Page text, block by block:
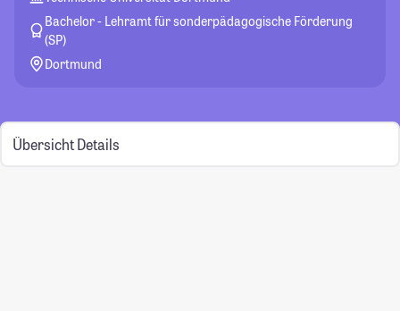
Bachelor - Lehramt für sonderpädagogische Förderung
(SP)
Dortmund
Übersicht Details